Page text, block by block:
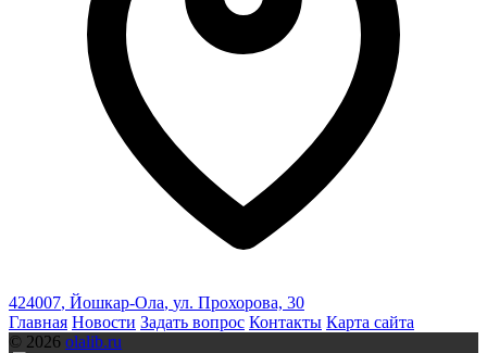
424007, Йошкар-Ола, ул. Прохорова, 30
Главная Новости Задать вопрос Контакты Карта сайта
© 2026 olalib.ru